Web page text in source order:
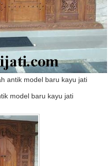
antik model baru kayu jati
model baru kayu jati